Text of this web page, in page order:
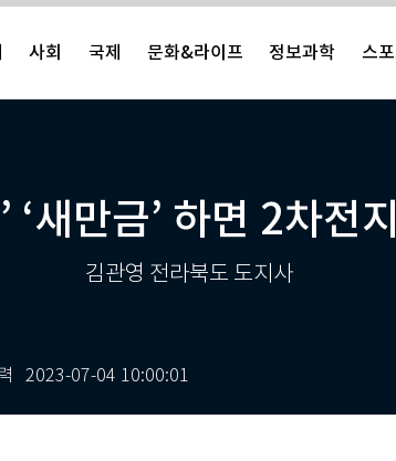
사회 국제 문화&라이프 정보과학 스
‘새만금’ 하면 2차전
김관영 전라북도 도지사
2023-07-04 10:00:01